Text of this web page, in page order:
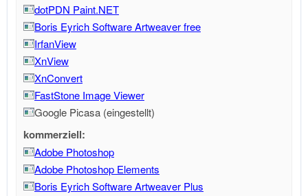
dotPDN Paint.NET
Boris Eyrich Software Artweaver free
IrfanView
XnView
XnConvert
FastStone Image Viewer
Google Picasa (eingestellt)
kommerziell:
Adobe Photoshop
Adobe Photoshop Elements
Boris Eyrich Software Artweaver Plus